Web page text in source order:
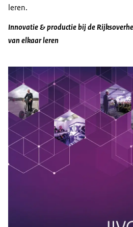
leren.
Innovatie & productie bij de
van elkaar leren